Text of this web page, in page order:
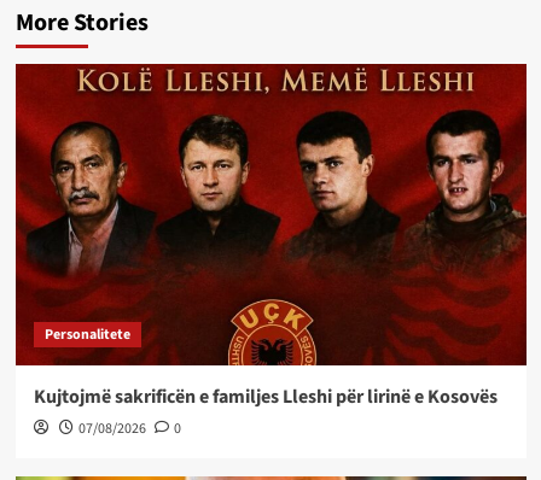
More Stories
Personalitete
Kujtojmë sakrificën e familjes Lleshi për lirinë e Kosovës
07/08/2026 0